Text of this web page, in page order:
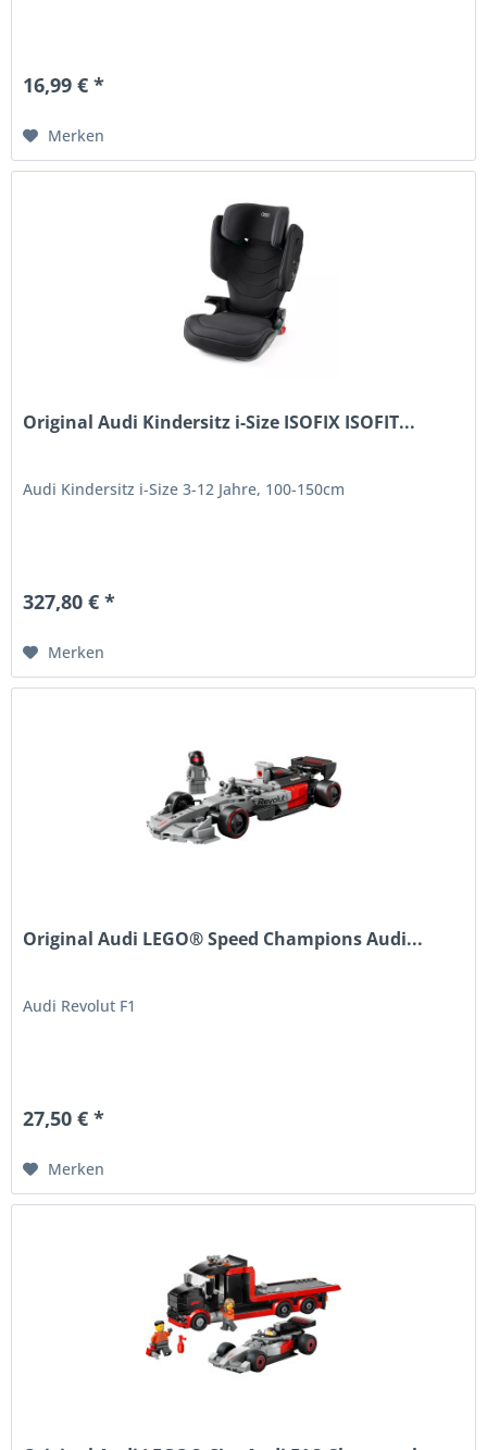
16,99 € *
Merken
Original Audi Kindersitz i-Size ISOFIX ISOFIT...
Audi Kindersitz i-Size 3-12 Jahre, 100-150cm
327,80 € *
Merken
Original Audi LEGO® Speed Champions Audi...
Audi Revolut F1
27,50 € *
Merken